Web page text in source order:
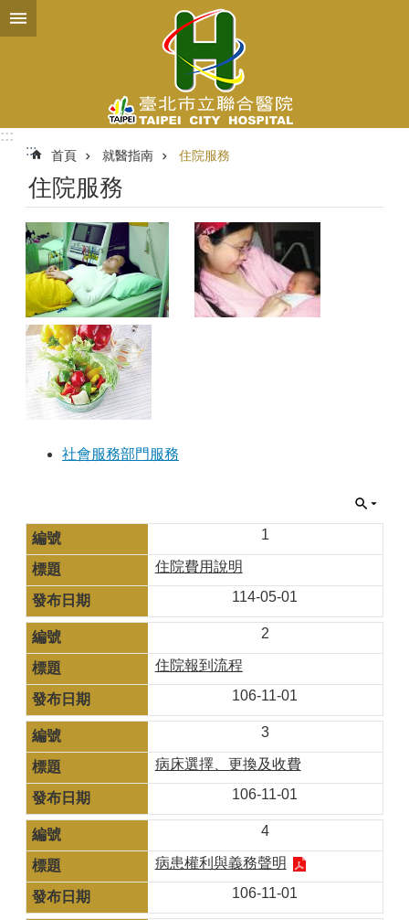
跳到主要內容區塊
:::
:::
首頁 就醫指南 住院服務
住院服務
社會服務部門服務
1
住院費用說明
114-05-01
2
住院報到流程
106-11-01
3
病床選擇、更換及收費
106-11-01
4
病患權利與義務聲明
106-11-01